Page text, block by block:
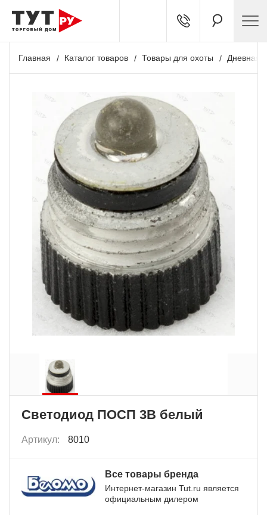
Главная Каталог товаров Товары для охоты Дневная
Светодиод ПОСП 3В белый
Артикул: 8010
Все товары бренда
Интернет-магазин Tut.ru является
официальным дилером